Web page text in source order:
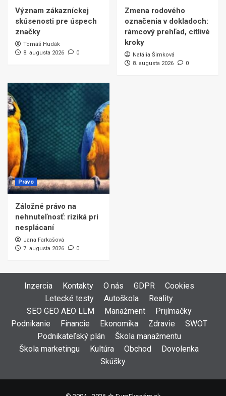
Význam zákazníckej
skúsenosti pre úspech
značky
Tomáš Hudák
8. augusta 2026
0
Zmena rodového
označenia v dokladoch:
rámcový prehľad, citlivé
kroky
Natália Šimková
8. augusta 2026
0
Právo
Záložné právo na
nehnuteľnosť: riziká pri
nesplácaní
Jana Farkašová
7. augusta 2026
0
Inzercia Kontakty O nás GDPR
Cookies
Letecké testy
Autoškola
Reality
SEO GEO AEO LLM
Manažment
Prijímačky
Podnikanie
Financie Ekonomika Zdravie
SWOT
Podnikateľský plán
Škola manažmentu
Škola marketingu
Kultúra Obchod
Dovolenka
Skúšky